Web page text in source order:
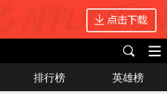
排行榜 英雄榜